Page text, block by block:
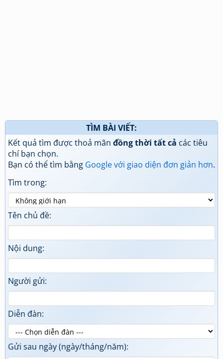
TÌM BÀI VIẾT:
Kết quả tìm được thoả mãn đồng thời tất cả các tiêu
chí bạn chọn.
Bạn có thể tìm bằng Google với giao diện đơn giản hơn.
Tìm trong:
Tên chủ đề:
Nội dung:
Người gửi:
Diễn đàn:
Gửi sau ngày (ngày/tháng/năm):